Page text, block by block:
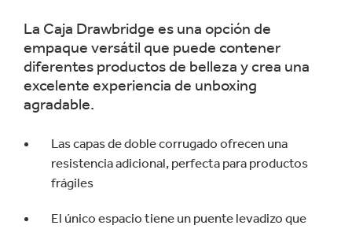
La Caja Drawbridge es una opción de
empaque versátil que puede contener
diferentes productos de belleza y crea una
excelente experiencia de unboxing
agradable.
Las capas de doble corrugado ofrecen una
resistencia adicional, perfecta para productos
frágiles
El único espacio tiene un puente levadizo que